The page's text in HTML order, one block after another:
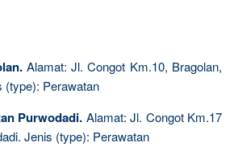
Alamat: Jl. Congot Km.10, Bragolan,
(type): Perawatan
Purwodadi. Alamat: Jl. Congot Km.17
Jenis (type): Perawatan